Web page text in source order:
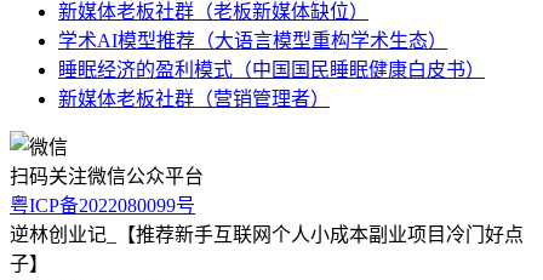
新媒体老板社群（老板新媒体缺位）
学术AI模型推荐（大语言模型重构学术生态）
睡眠经济的盈利模式（中国国民睡眠健康白皮书）
新媒体老板社群（营销管理者）
扫码关注微信公众平台
粤ICP备2022080099号
逆林创业记_【推荐新手互联网个人小成本副业项目冷门好点
子】